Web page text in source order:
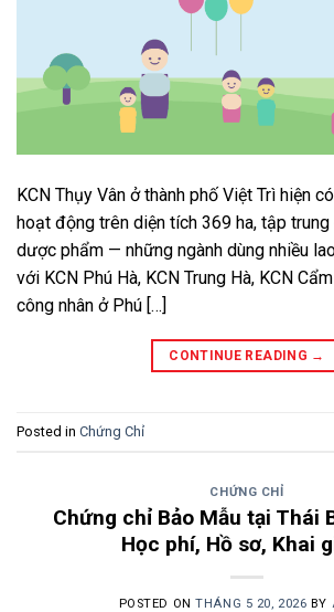
KCN Thụy Vân ở thành phố Việt Trì hiện
hoạt động trên diện tích 369 ha, tập
dược phẩm — những ngành dùng nhiều
với KCN Phú Hà, KCN Trung Hà, KCN
công nhân ở Phú […]
CONTINUE READING →
Posted in Chứng Chỉ
CHỨNG CHỈ
Chứng chỉ Bảo Mẫu tại Thái
Học phí, Hồ sơ, Khai
POSTED ONTHÁNG 5 20, 2026 BY